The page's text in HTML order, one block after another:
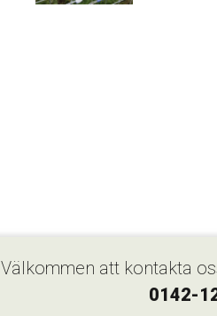
Välkommen att kontakta
0142-